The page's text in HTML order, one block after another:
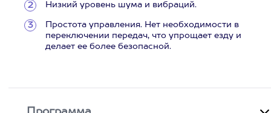
Низкий уровень шума и вибраций.
Простота управления. Нет необходимости в
переключении передач, что упрощает езду и
делает ее более безопасной.